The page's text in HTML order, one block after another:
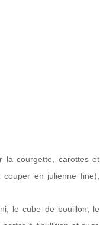
la courgette, carottes et
couper en julienne fine),
le cube de bouillon, le